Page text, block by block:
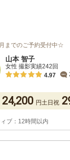
までのご予約受付中☆
山本 智子
女性 撮影実績242回
4.97
24,200 円土日祝
ブ：12時間以内